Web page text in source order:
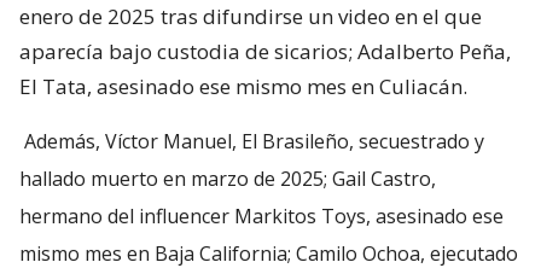
enero de 2025 tras difundirse un video en el que
aparecía bajo custodia de sicarios; Adalberto Peña,
El Tata, asesinado ese mismo mes en Culiacán.
Además, Víctor Manuel, El Brasileño, secuestrado y
hallado muerto en marzo de 2025; Gail Castro,
hermano del influencer Markitos Toys, asesinado ese
mismo mes en Baja California; Camilo Ochoa, ejecutado